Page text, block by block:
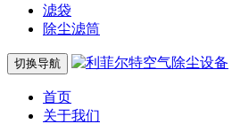
滤袋
除尘滤筒
切换导航
首页
关于我们